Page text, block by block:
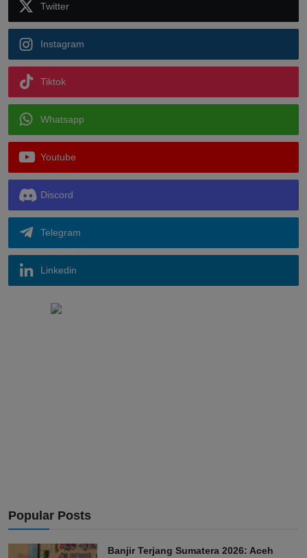
Twitter
Instagram
Tiktok
Whatsapp
Youtube
Discord
Telegram
Linkedin
Popular Posts
Banjir Terjang Sumatera 2026: Aceh